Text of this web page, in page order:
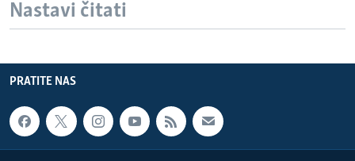
Nastavi čitati
PRATITE NAS